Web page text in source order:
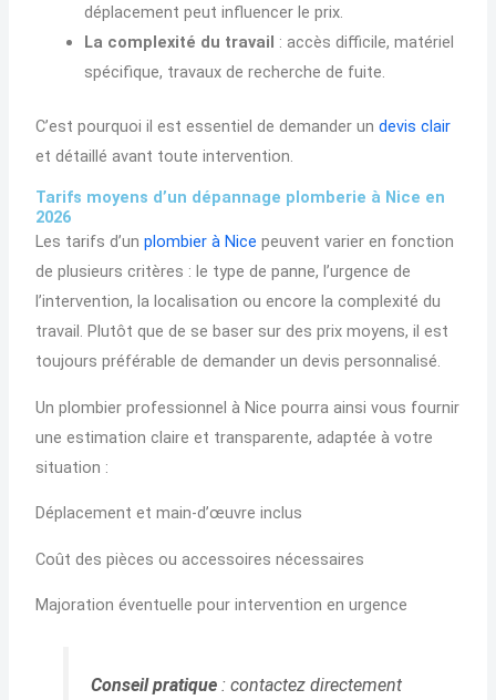
déplacement peut influencer le prix.
La complexité du travail : accès difficile, matériel
spécifique, travaux de recherche de fuite.
C’est pourquoi il est essentiel de demander undevis clair
et détaillé avant toute intervention.
Tarifs moyens d’un dépannage plomberie à Nice en
2026
Les tarifs d’unplombier à Nice peuvent varier en fonction
de plusieurs critères : le type de panne, l’urgence de
l’intervention, la localisation ou encore la complexité du
travail. Plutôt que de se baser sur des prix moyens, il est
toujours préférable de demander un devis personnalisé.
Un plombier professionnel à Nice pourra ainsi vous fournir
une estimation claire et transparente, adaptée à votre
situation :
Déplacement et main-d’œuvre inclus
Coût des pièces ou accessoires nécessaires
Majoration éventuelle pour intervention en urgence
Conseil pratique: contactez directement